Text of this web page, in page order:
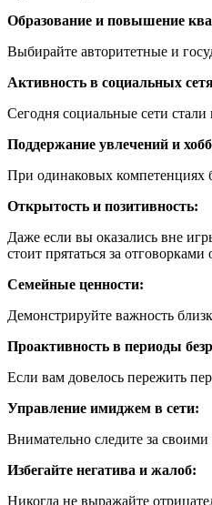
Образование и повышение
Выбирайте авторитетные и
Активность в социальных
Сегодня социальные сети
Поддержание увлечений и
При одинаковых компетенциях
Открытость и позитивность:
Даже если вы оказались вне
стоит прятаться за отговорками
Семейные ценности:
Демонстрируйте важность
Проактивность в периоды
Если вам довелось пережить
Управление имиджем в сети:
Внимательно следите за
Избегайте негатива и жалоб:
Никогда не выражайте